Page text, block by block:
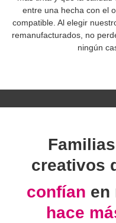
entre una hecha con el
compatible. Al elegir
remanufacturados, no
ningún
creativos
confían en
hace